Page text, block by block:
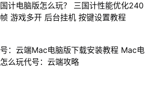
计电脑版怎么玩？ 三国计性能优化240
游戏多开 后台挂机 按键设置教程
：云端Mac电脑版下载安装教程 Mac电
么玩代号：云端攻略